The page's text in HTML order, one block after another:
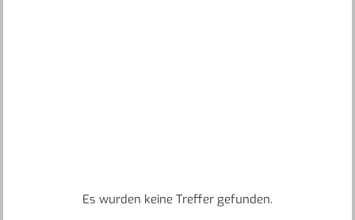
Es wurden keine Treffer gefunden.